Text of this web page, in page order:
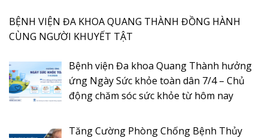
BỆNH VIỆN ĐA KHOA QUANG THÀNH ĐỒNG HÀNH
CÙNG NGƯỜI KHUYẾT TẬT
Bệnh viện Đa khoa Quang Thành hưởng
ứng Ngày Sức khỏe toàn dân 7/4 – Chủ
động chăm sóc sức khỏe từ hôm nay
Tăng Cường Phòng Chống Bệnh Thủy